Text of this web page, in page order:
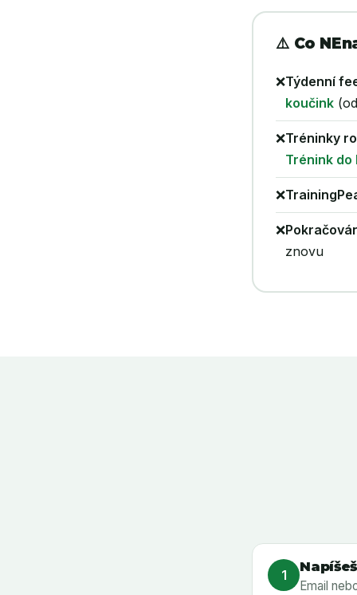
⚠️ Co
❌Týdenní
koučink
❌Tréninky
Trénink do
❌
❌
znovu
1
Email